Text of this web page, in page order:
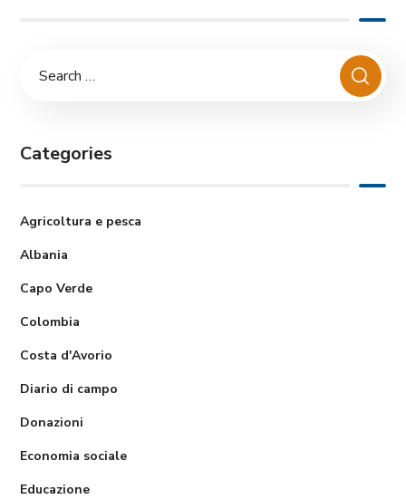
Categories
Agricoltura e pesca
Albania
Capo Verde
Colombia
Costa d'Avorio
Diario di campo
Donazioni
Economia sociale
Educazione